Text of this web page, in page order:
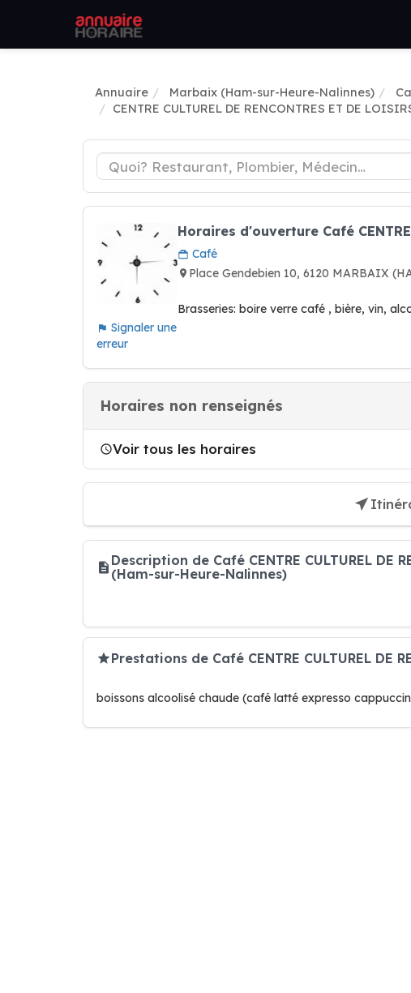
Annuaire Marbaix (Ham-sur-Heure-Nalinnes)
CENTRE CULTUREL DE RENCONTRES ET DE
Signaler une
erreur
Horaires d'ouverture Café CENTRE
Café
Place Gendebien 10, 6120 MARBAIX
Brasseries: boire verre café , bière, vin,
Horaires non renseignés
Voir tous les horaires
Description de Café CENTRE CULTUREL DE
(Ham-sur-Heure-Nalinnes)
Prestations de Café CENTRE CULTUREL DE
boissons alcoolisé chaude (café latté expresso